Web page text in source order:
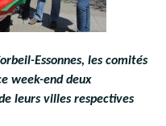
Essonnes, les comités
week-end deux
leurs villes respectives